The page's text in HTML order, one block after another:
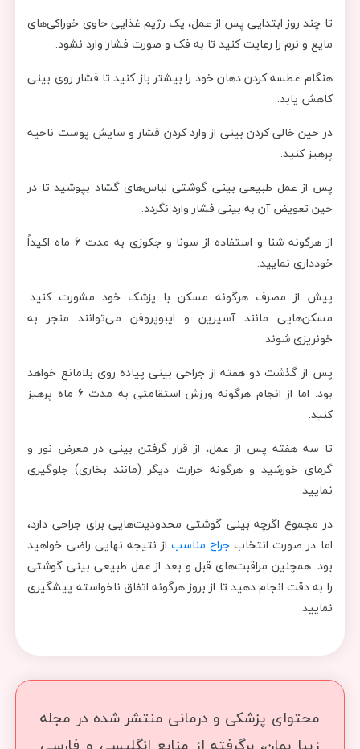
تا چند روز ابتدایی پس از عمل، یک رژیم غذایی حاوی خوراکی‌های
مایع و نرم را رعایت کنید تا به فک و صورت فشار وارد نشود.
هنگام عطسه کردن دهان خود را بیشتر باز کنید تا فشار روی بینی
کاهش یابد.
در حین خالی کردن بینی از وارد کردن فشار و سایش پوست ناحیه
پرهیز کنید.
پس از عمل طبیعی بینی گوشتی لباس‌های گشاد بپوشید تا در
حین تعویض آن به بینی فشار وارد نگردد.
از هرگونه شنا و استفاده از سونا و جکوزی به مدت 6 ماه اکیداً
خودداری نمایید.
پیش از مصرف هرگونه مسکن با پزشک خود مشورت کنید.
مسکن‌هایی مانند آسپرین و ایبوپروفن می‌توانند منجر به
خونریزی شوند.
پس از گذشت دو هفته از جراحی بینی پیاده روی بلامانع خواهد
بود. اما از انجام هرگونه ورزش استقامتی به مدت 6 ماه پرهیز
کنید.
تا سه هفته پس از عمل، از قرار گرفتن بینی در معرض نور و
گرمای خورشید و هرگونه حرارت دیگر (مانند بخاری) جلوگیری
نمایید.
در مجموع اگرچه بینی گوشتی محدودیت‌هایی برای جراحی دارد،
اما در صورت انتخاب جراح مناسب از نتیجه نهایی راضی خواهید
بود. همچنین مراقبت‌های قبل و بعد از عمل طبیعی بینی گوشتی
را به دقت انجام دهید تا از بروز هرگونه اتفاق ناخواسته پیشگیری
نمایید.
محتوای پزشکی و درمانی منتشر شده در مجله